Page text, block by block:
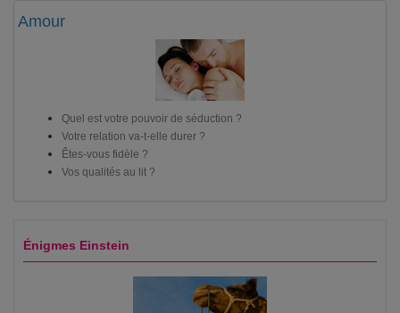
Amour
Quel est votre pouvoir de séduction ?
Votre relation va-t-elle durer ?
Êtes-vous fidèle ?
Vos qualités au lit ?
Énigmes Einstein